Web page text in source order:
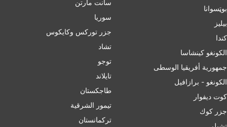
بوټسوانا
بيليز
ﻛﻨﺪا
الكونغو كينشاسا
جمهورية أفريقيا الوسطى
الكونغو - برازافيل
كوت ديفوار
جزر كوك
سانت مارتن
سوريا
جزر توركس وكايكوس
تشاد
توجو
تايلاند
طاجكستان
تيمور الشرقية
تركمانستان